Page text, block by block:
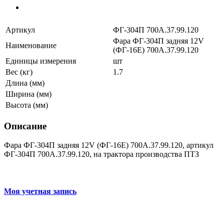
Артикул
ФГ-304П 700А.37.99.120
Наименование
Фара ФГ-304П задняя 12V
(ФГ-16Е) 700А.37.99.120
Единицы измерения
шт
Вес (кг)
1.7
Длина (мм)
Ширина (мм)
Высота (мм)
Описание
Фара ФГ-304П задняя 12V (ФГ-16Е) 700А.37.99.120, артикул
ФГ-304П 700А.37.99.120, на трактора производства ПТЗ
Моя учетная запись